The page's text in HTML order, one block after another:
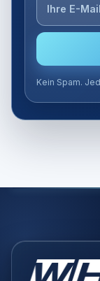
Kein Spam.